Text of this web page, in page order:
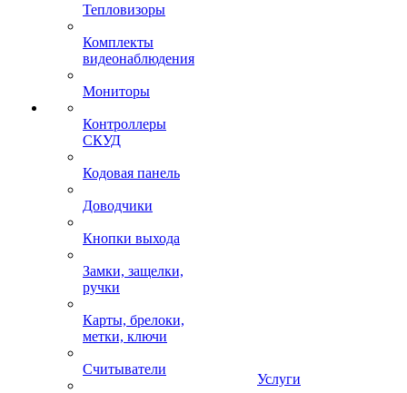
Тепловизоры
Комплекты
видеонаблюдения
Мониторы
Контроллеры
СКУД
Кодовая панель
Доводчики
Кнопки выхода
Замки, защелки,
ручки
Карты, брелоки,
метки, ключи
Считыватели
Услуги